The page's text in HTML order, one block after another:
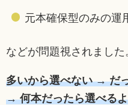
元本確保型のみの運
などが問題視されました
多いから選べない → だ
→ 何本だったら選べる